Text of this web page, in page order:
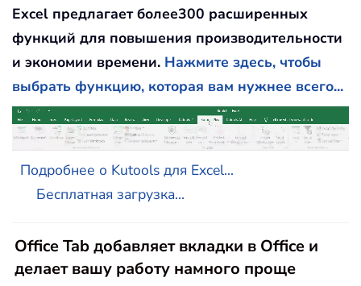
Excel предлагает более300 расширенных
функций для повышения производительности
и экономии времени. Нажмите здесь, чтобы
выбрать функцию, которая вам нужнее всего...
Подробнее о Kutools для Excel...
Бесплатная загрузка...
Office Tab добавляет вкладки в Office и
делает вашу работу намного проще